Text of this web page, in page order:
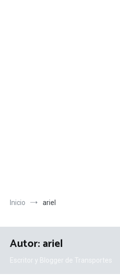
Inicio ariel
Autor:ariel
Escritor y Blogger de Transportes